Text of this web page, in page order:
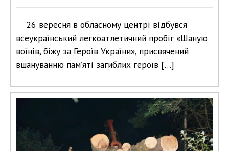
26 вересня в обласному центрі відбувся
всеукраїнський легкоатлетичний пробіг «Шаную
воїнів, біжу за Героїв України», присвячений
вшануванню пам’яті загиблих героїв […]